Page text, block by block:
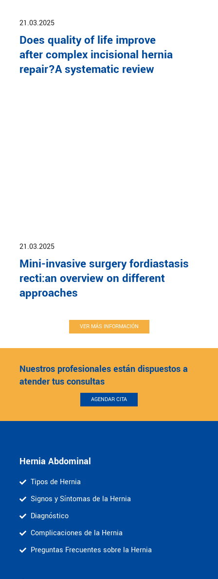
21.03.2025
Does quality of life improve
after complex incisional hernia
repair?A systematic review
21.03.2025
Mini-invasive surgery fordiastasis
recti:an overview on different
approaches
VER MÁS INFORMACIÓN
Nuestros profesionales están dispuestos a
atender tus consultas
AGENDAR CITA
Hernia Abdominal
Tipos de Hernia
Signos y Síntomas de la Hernia
Diagnóstico
Complicaciones de la Hernia
Preguntas Frecuentes sobre la Hernia